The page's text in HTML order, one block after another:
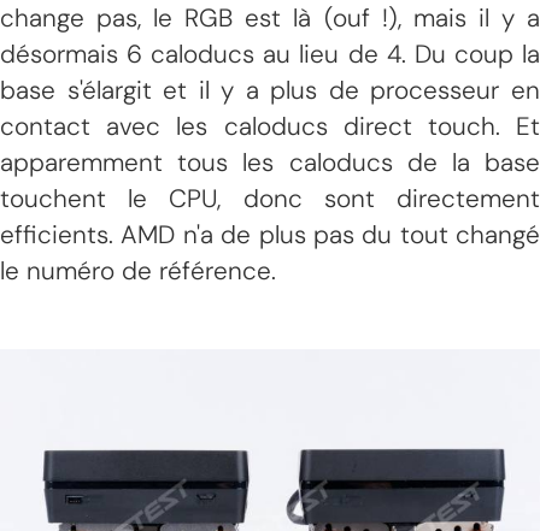
change pas, le RGB est là (ouf !), mais il y a
désormais 6 caloducs au lieu de 4. Du coup la
base s'élargit et il y a plus de processeur en
contact avec les caloducs direct touch. Et
apparemment tous les caloducs de la base
touchent le CPU, donc sont directement
efficients. AMD n'a de plus pas du tout changé
le numéro de référence.